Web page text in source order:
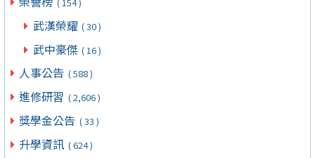
武漢榮耀 ( 30 )
武中豪傑 ( 16 )
人事公告 ( 588 )
進修研習 ( 2,606 )
獎學金公告 ( 33 )
升學資訊 ( 624 )